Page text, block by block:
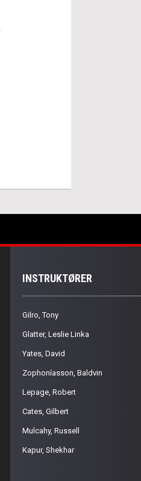
INSTRUKTØRER
Gilro, Tony
Glatter, Leslie Linka
Yates, David
Zophoníasson, Baldvin
Lepage, Robert
Cates, Gilbert
Mulcahy, Russell
Kapur, Shekhar